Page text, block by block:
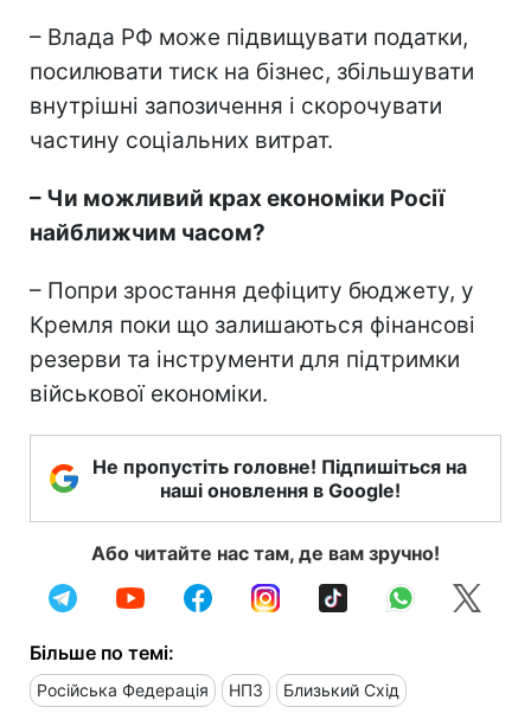
– Влада РФ може підвищувати податки,
посилювати тиск на бізнес, збільшувати
внутрішні запозичення і скорочувати
частину соціальних витрат.
– Чи можливий крах економіки Росії
найближчим часом?
– Попри зростання дефіциту бюджету, у
Кремля поки що залишаються фінансові
резерви та інструменти для підтримки
військової економіки.
Не пропустіть головне! Підпишіться на
наші оновлення в Google!
Або читайте нас там, де вам зручно!
Більше по темі:
Російська Федерація НПЗ Близький Схід